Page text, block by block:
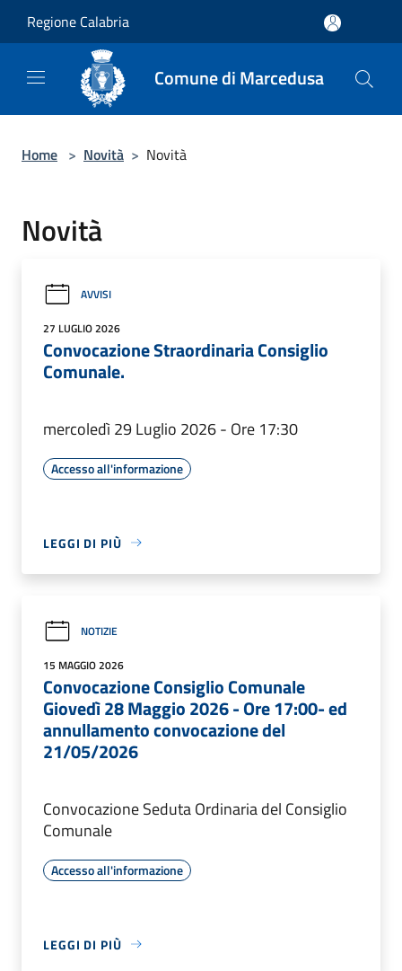
Regione Calabria
Comune di Marcedusa
Home > Novità > Novità
Novità
AVVISI
27 LUGLIO 2026
Convocazione Straordinaria Consiglio
Comunale.
mercoledì 29 Luglio 2026 - Ore 17:30
Accesso all'informazione
LEGGI DI PIÙ
NOTIZIE
15 MAGGIO 2026
Convocazione Consiglio Comunale
Giovedì 28 Maggio 2026 - Ore 17:00- ed
annullamento convocazione del
21/05/2026
Convocazione Seduta Ordinaria del Consiglio
Comunale
Accesso all'informazione
LEGGI DI PIÙ